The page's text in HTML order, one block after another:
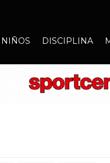
NIÑOS DISCIPLINA